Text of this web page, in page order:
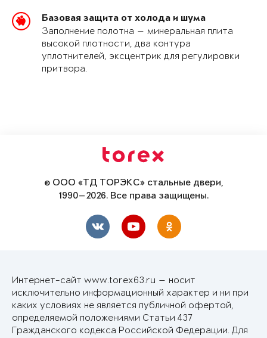
Базовая защита от холода и шума
Заполнение полотна — минеральная плита
высокой плотности, два контура
уплотнителей, эксцентрик для регулировки
притвора.
© ООО «ТД ТОРЭКС» стальные двери,
1990—2026. Все права защищены.
Интернет-сайт www.torex63.ru — носит
исключительно информационный характер и ни при
каких условиях не является публичной офертой,
определяемой положениями Статьи 437
Гражданского кодекса Российской Федерации. Для